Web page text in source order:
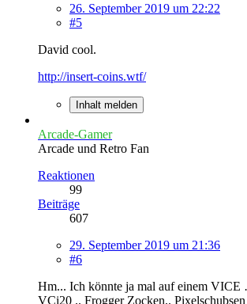
26. September 2019 um 22:22
#5
David cool.
http://insert-coins.wtf/
Inhalt melden
Arcade-Gamer
Arcade und Retro Fan
Reaktionen
99
Beiträge
607
29. September 2019 um 21:36
#6
Hm... Ich könnte ja mal auf einem
VCi20 .. Frogger Zocken.. Pixelschubsen